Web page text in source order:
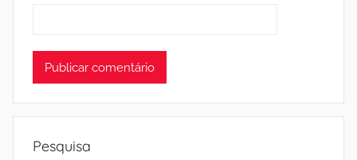
Pesquisa